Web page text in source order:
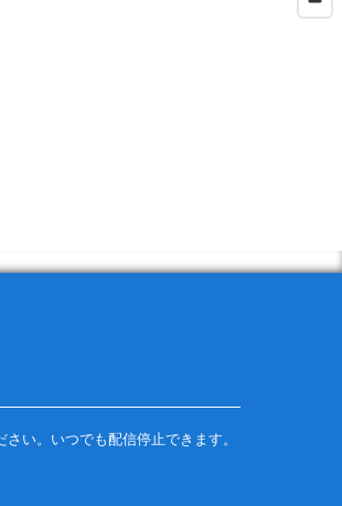
い。いつでも配信停止できます。